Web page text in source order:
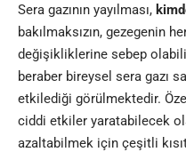
Sera gazının yayılması,
bakılmaksızın, gezegenin
değişikliklerine sebep
beraber bireysel sera gazı
etkilediği görülmektedir.
ciddi etkiler yaratabilecek
azaltabilmek için çeşitli